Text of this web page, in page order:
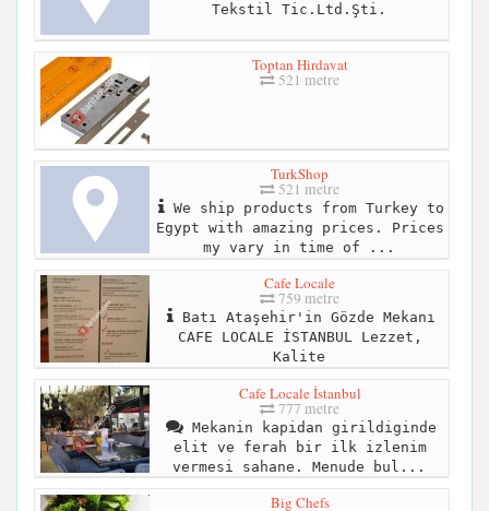
Tekstil Tic.Ltd.Şti.
Toptan Hirdavat
521 metre
TurkShop
521 metre
We ship products from Turkey to
Egypt with amazing prices. Prices
my vary in time of ...
Cafe Locale
759 metre
Batı Ataşehir'in Gözde Mekanı
CAFE LOCALE İSTANBUL Lezzet,
Kalite
Cafe Locale İstanbul
777 metre
Mekanin kapidan girildiginde
elit ve ferah bir ilk izlenim
vermesi sahane. Menude bul...
Big Chefs